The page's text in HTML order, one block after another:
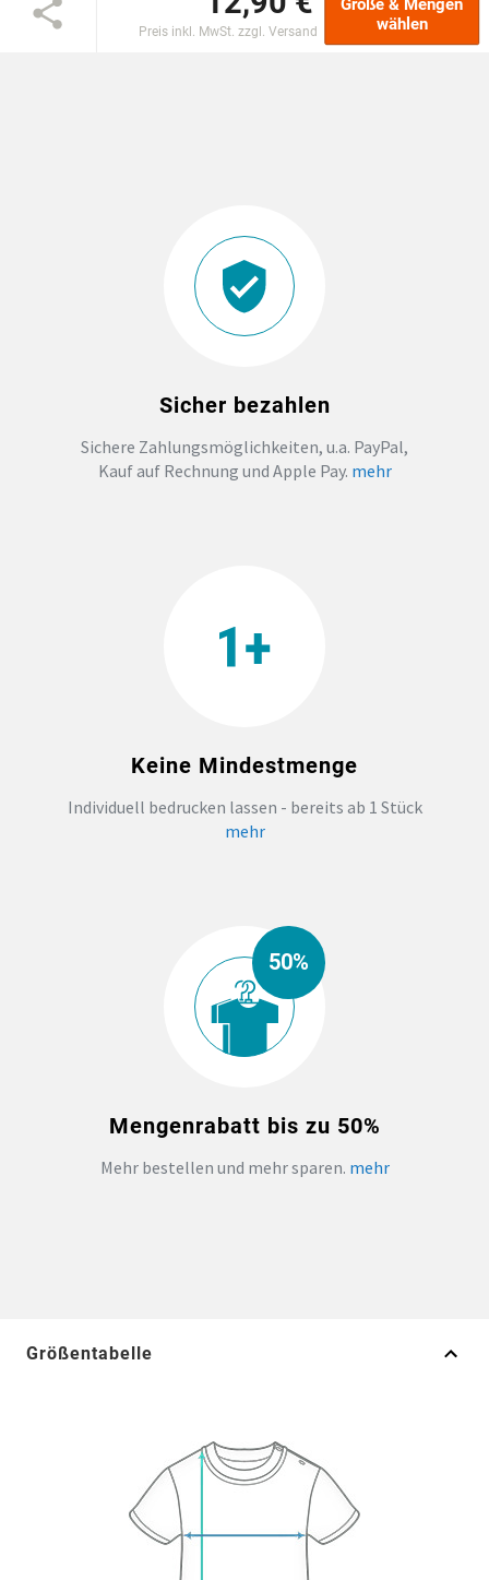
EINSCHULUNG
PRINT ON DEMAND
Preis inkl. MwSt. zzgl. Versand
Größe & Mengen
wählen
Sicher bezahlen
Sichere Zahlungsmöglichkeiten, u.a. PayPal,
Kauf auf Rechnung und Apple Pay. mehr
Keine Mindestmenge
Individuell bedrucken lassen - bereits ab 1 Stück
mehr
50%
Mengenrabatt bis zu 50%
Mehr bestellen und mehr sparen. mehr
Größentabelle